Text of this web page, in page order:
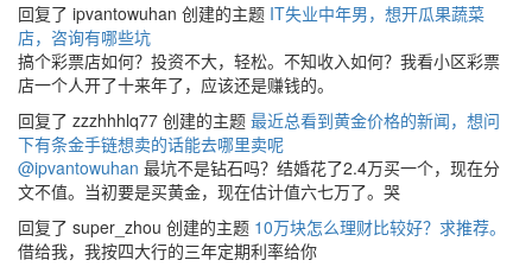
回复了 ipvantowuhan 创建的主题 IT失业中年男，想开瓜果蔬菜
店，咨询有哪些坑
搞个彩票店如何？投资不大，轻松。不知收入如何？我看小区彩票
店一个人开了十来年了，应该还是赚钱的。
回复了 zzzhhhlq77 创建的主题 最近总看到黄金价格的新闻，想问
下有条金手链想卖的话能去哪里卖呢
@ipvantowuhan 最坑不是钻石吗？结婚花了2.4万买一个，现在分
文不值。当初要是买黄金，现在估计值六七万了。哭
回复了 super_zhou 创建的主题 10万块怎么理财比较好？求推荐。
借给我，我按四大行的三年定期利率给你